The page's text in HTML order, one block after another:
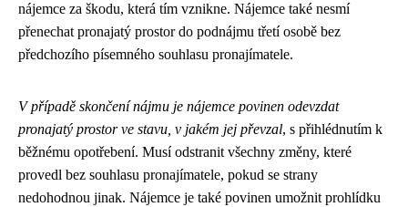
nájemce za škodu, která tím vznikne. Nájemce také nesmí
přenechat pronajatý prostor do podnájmu třetí osobě bez
předchozího písemného souhlasu pronajímatele.
V případě skončení nájmu je nájemce povinen odevzdat
pronajatý prostor ve stavu, v jakém jej převzal, s přihlédnutím k
běžnému opotřebení. Musí odstranit všechny změny, které
provedl bez souhlasu pronajímatele, pokud se strany
nedohodnou jinak. Nájemce je také povinen umožnit prohlídku